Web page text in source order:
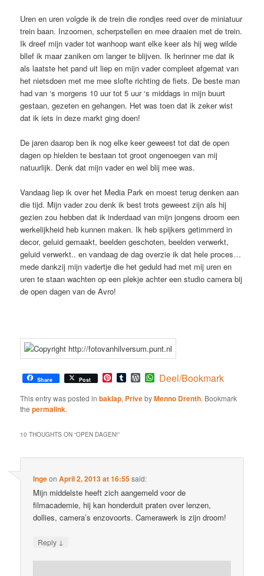
Uren en uren volgde ik de trein die rondjes reed over de miniatuur
trein baan. Inzoomen, scherpstellen en mee draaien met de trein.
Ik dreef mijn vader tot wanhoop want elke keer als hij weg wilde
bllef ik maar zaniken om langer te blijven. Ik herinner me dat ik
als laatste het pand uit liep en mijn vader compleet afgemat van
het nietsdoen met me mee slofte richting de fiets. De beste man
had van ‘s morgens 10 uur tot 5 uur ‘s middags in mijn buurt
gestaan, gezeten en gehangen. Het was toen dat ik zeker wist
dat ik iets in deze markt ging doen!
De jaren daarop ben ik nog elke keer geweest tot dat de open
dagen op hielden te bestaan tot groot ongenoegen van mij
natuurlijk. Denk dat mijn vader en wel blij mee was.
Vandaag liep ik over het Media Park en moest terug denken aan
die tijd. Mijn vader zou denk ik best trots geweest zijn als hij
gezien zou hebben dat ik inderdaad van mijn jongens droom een
werkelijkheid heb kunnen maken. Ik heb spijkers getimmerd in
decor, geluid gemaakt, beelden geschoten, beelden verwerkt,
geluid verwerkt.. en vandaag de dag overzie ik dat hele proces…
mede dankzij mijn vadertje die het geduld had met mij uren en
uren te staan wachten op een plekje achter een studio camera bij
de open dagen van de Avro!
Share Post Pinterest
TumblrWordPress
WhatsApp
Deel/Bookmark
This entry was posted inbaklap, PrivebyMenno Drenth. Bookmark
thepermalink.
10 THOUGHTS ON “OPEN DAGEN!”
IngeonApril 2, 2013 at 16:55said:
Mijn middelste heeft zich aangemeld voor de
filmacademie, hij kan honderduit praten over lenzen,
dollies, camera’s enzovoorts. Camerawerk is zijn droom!
Reply ↓